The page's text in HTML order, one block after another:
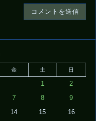
金 土 日
1 2
7 8 9
14 15 16